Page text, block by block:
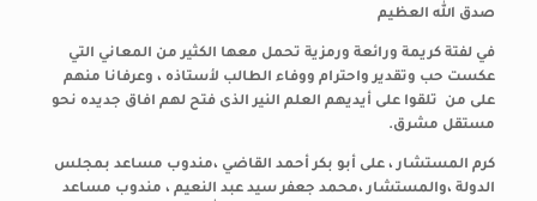
صدق الله العظيم
في لفتة كريمة ورائعة ورمزية تحمل معها الكثير من المعاني التي
عكست حب وتقدير واحترام ووفاء الطالب لأستاذه ، وعرفانا منهم
على من تلقوا على أيديهم العلم النير الذى فتح لهم افاق جديده نحو
مستقل مشرق.
كرم المستشار ، على أبو بكر أحمد القاضي ،مندوب مساعد بمجلس
الدولة ،والمستشار ،محمد جعفر سيد عبد النعيم ، مندوب مساعد